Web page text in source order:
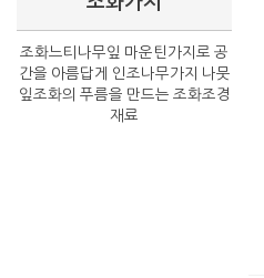
조화느티나무잎 마운틴가지로 공
간을 아름답게 인조나무가지 나뭇
잎조화의 푸름을 만드는 조화조경
재료